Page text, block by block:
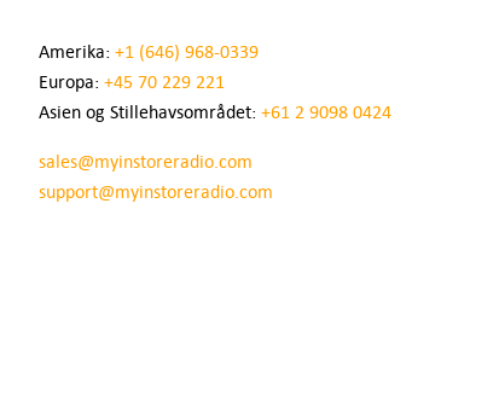
Amerika: +1 (646) 968-0339
Europa: +45 70 229 221
Asien og Stillehavsområdet: +61 2 9098 0424
sales@myinstoreradio.com
support@myinstoreradio.com